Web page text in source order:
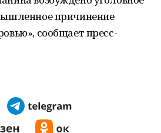
причинение
сообщает пресс-